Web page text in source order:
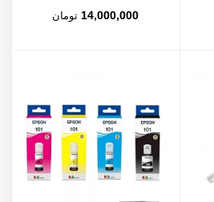
14,000,000 تومان